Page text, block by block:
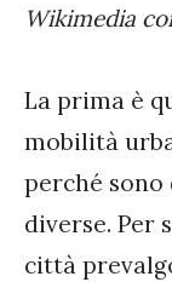
Wikimedia
La prima è
mobilità
perché sono
diverse. Per
città